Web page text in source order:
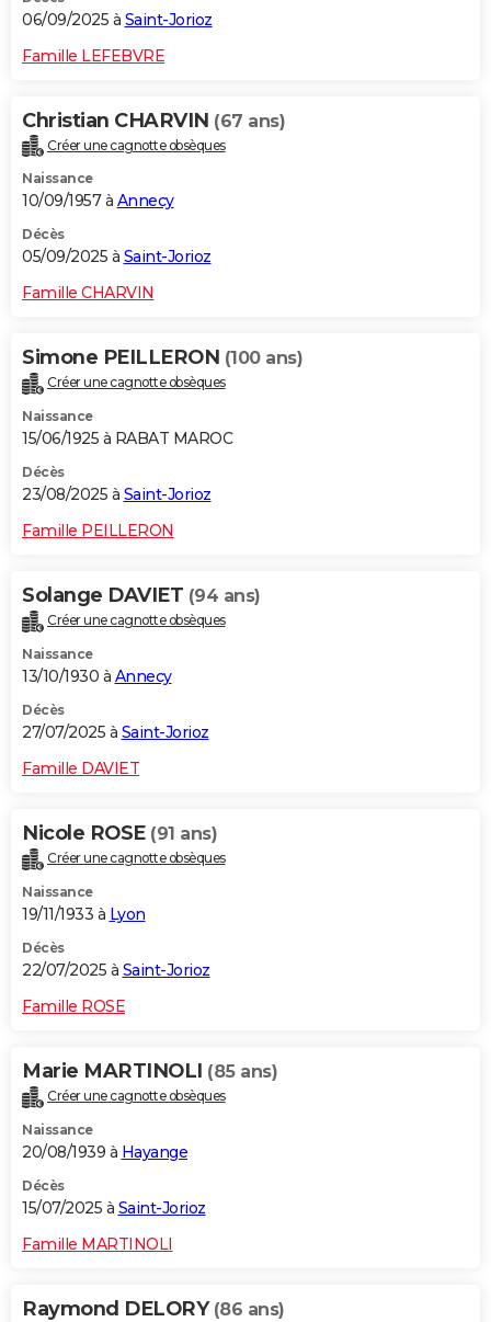
06/09/2025 à Saint-Jorioz
Famille LEFEBVRE
Christian CHARVIN (67 ans)
Créer une cagnotte obsèques
Naissance
10/09/1957 à Annecy
Décès
05/09/2025 à Saint-Jorioz
Famille CHARVIN
Simone PEILLERON (100 ans)
Créer une cagnotte obsèques
Naissance
15/06/1925 à RABAT MAROC
Décès
23/08/2025 à Saint-Jorioz
Famille PEILLERON
Solange DAVIET (94 ans)
Créer une cagnotte obsèques
Naissance
13/10/1930 à Annecy
Décès
27/07/2025 à Saint-Jorioz
Famille DAVIET
Nicole ROSE (91 ans)
Créer une cagnotte obsèques
Naissance
19/11/1933 à Lyon
Décès
22/07/2025 à Saint-Jorioz
Famille ROSE
Marie MARTINOLI (85 ans)
Créer une cagnotte obsèques
Naissance
20/08/1939 à Hayange
Décès
15/07/2025 à Saint-Jorioz
Famille MARTINOLI
Raymond DELORY (86 ans)